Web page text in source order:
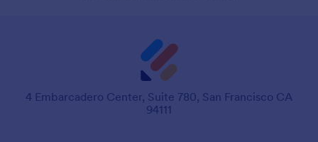
4 Embarcadero Center, Suite 780, San Francisco CA
94111